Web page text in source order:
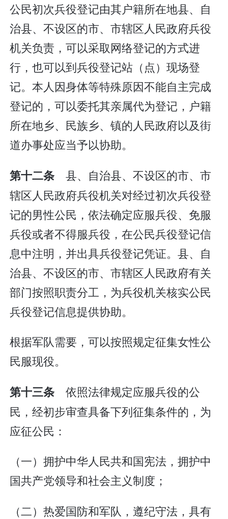
公民初次兵役登记由其户籍所在地县、自
治县、不设区的市、市辖区人民政府兵役
机关负责，可以采取网络登记的方式进
行，也可以到兵役登记站（点）现场登
记。本人因身体等特殊原因不能自主完成
登记的，可以委托其亲属代为登记，户籍
所在地乡、民族乡、镇的人民政府以及街
道办事处应当予以协助。
第十二条 县、自治县、不设区的市、市
辖区人民政府兵役机关对经过初次兵役登
记的男性公民，依法确定应服兵役、免服
兵役或者不得服兵役，在公民兵役登记信
息中注明，并出具兵役登记凭证。县、自
治县、不设区的市、市辖区人民政府有关
部门按照职责分工，为兵役机关核实公民
兵役登记信息提供协助。
根据军队需要，可以按照规定征集女性公
民服现役。
第十三条 依照法律规定应服兵役的公
民，经初步审查具备下列征集条件的，为
应征公民：
（一）拥护中华人民共和国宪法，拥护中
国共产党领导和社会主义制度；
（二）热爱国防和军队，遵纪守法，具有